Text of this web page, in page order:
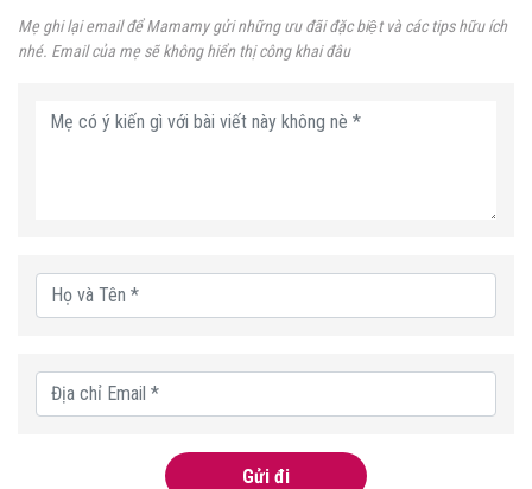
Mẹ ghi lại email để Mamamy gửi những ưu đãi đặc biệt và các tips hữu ích
nhé. Email của mẹ sẽ không hiển thị công khai đâu
Gửi đi